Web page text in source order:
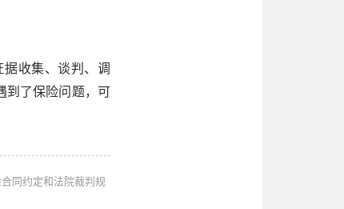
收集、谈判、调
到了保险问题，可
同约定和法院裁判规